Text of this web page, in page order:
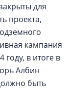
для
проекта,
кампания
году, в итоге в
Албин
быть